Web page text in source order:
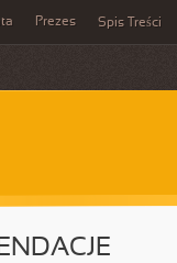
Prezes Spis Treści